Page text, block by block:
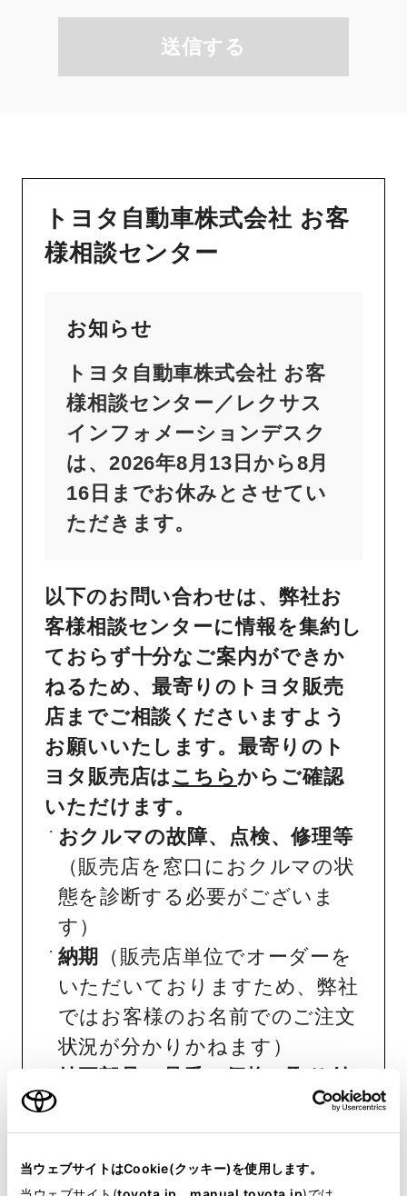
当ウェブサイトはCookie(クッキー)を使用します。
送信する
トヨタ自動車株式会社 お客
様相談センター
お知らせ
トヨタ自動車株式会社 お客
様相談センター／レクサス
インフォメーションデスク
は、2026年8月13日から8月
16日までお休みとさせてい
ただきます。
以下のお問い合わせは、弊社お
客様相談センターに情報を集約し
ておらず十分なご案内ができか
ねるため、最寄りのトヨタ販売
店までご相談くださいますよう
お願いいたします。最寄りのト
ヨタ販売店はこちら からご確認
いただけます。
おクルマの故障、点検、修理等
（販売店を窓口におクルマの状
態を診断する必要がございま
す）
納期
（販売店単位でオーダーを
いただいておりますため、弊社
ではお客様のお名前でのご注文
状況が分かりかねます）
純正部品の品番、価格、取り付
（部品の販
売、取り付け等は販売店を窓口
にご相談いただけますと幸いで